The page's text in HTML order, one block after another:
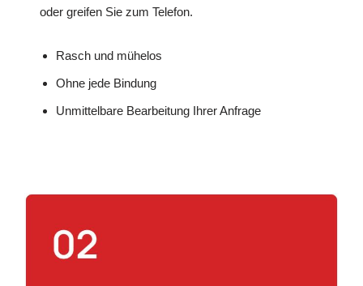
oder greifen Sie zum Telefon.
Rasch und mühelos
Ohne jede Bindung
Unmittelbare Bearbeitung Ihrer Anfrage